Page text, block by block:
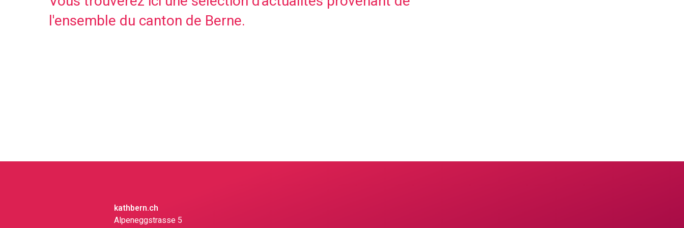
l'ensemble du canton de Berne.
kathbern.ch
Alpeneggstrasse 5